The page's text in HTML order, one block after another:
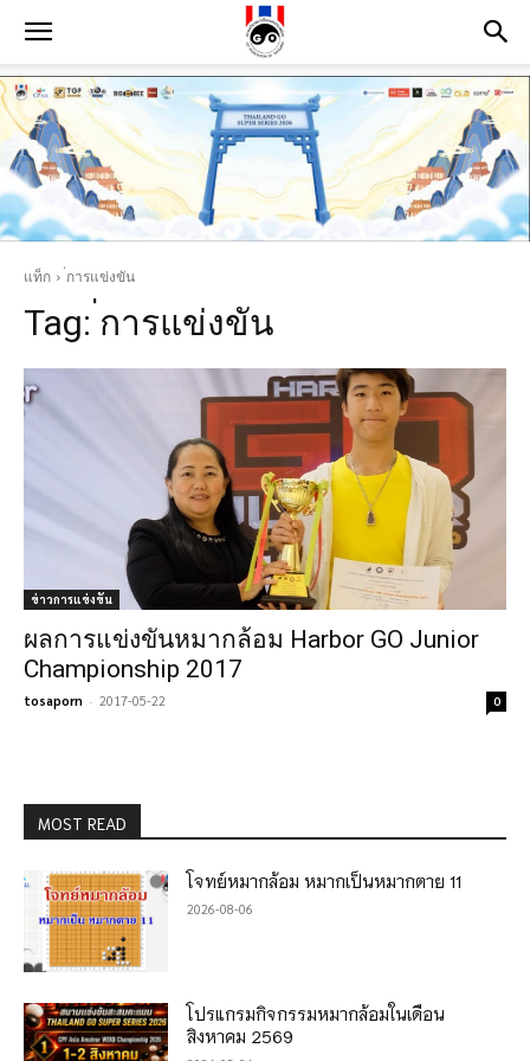
แท็ก ่การแข่งขัน
Tag: ่การแข่งขัน
ข่าวการแข่งขัน
ผลการแข่งขันหมากล้อม Harbor GO Junior
Championship 2017
tosaporn - 2017-05-22 0
MOST READ
โจทย์หมากล้อม หมากเป็นหมากตาย 11
2026-08-06
โปรแกรมกิจกรรมหมากล้อมในเดือน
สิงหาคม 2569